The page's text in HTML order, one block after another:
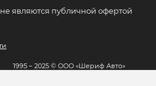
являются публичной офертой
1995 – 2025 © ООО «Шериф Авто»